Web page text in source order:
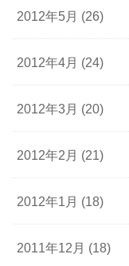
2012年5月 (26)
2012年4月 (24)
2012年3月 (20)
2012年2月 (21)
2012年1月 (18)
2011年12月 (18)